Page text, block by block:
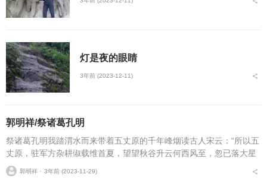
灯是夜的眼睛
3年前 (2023-12-11)
郭明祥/祭诸葛孔明
祭诸葛孔明我踏渭水而来带着五丈原的千年峰烟读古人宋云：“所以五
丈原，驻军方杂耕俶载维首夏，望望秋谷升云何西风至，忽已落大星
痛哉万世功，於此丧垂成度渭水去，三辅即日平忆惜与曹操赤璧之
战，与司马懿上演空城...
郭明祥 ⋅ 3年前 (2023-11-29)